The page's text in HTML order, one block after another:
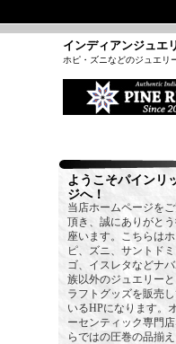
インディアンジュエ
ホピ・ズニなどのジュエリ
ようこそパインリ
ジへ！
当店ホームページを
頂き、誠にありがと
座います。こちらはホ
ピ、ズニ、サントド
ゴ、イスレタなどナ
族以外のジュエリーと
ラフトグッズを販売
いるHPになります。
ーセンティック専門
らではの圧巻の品揃え